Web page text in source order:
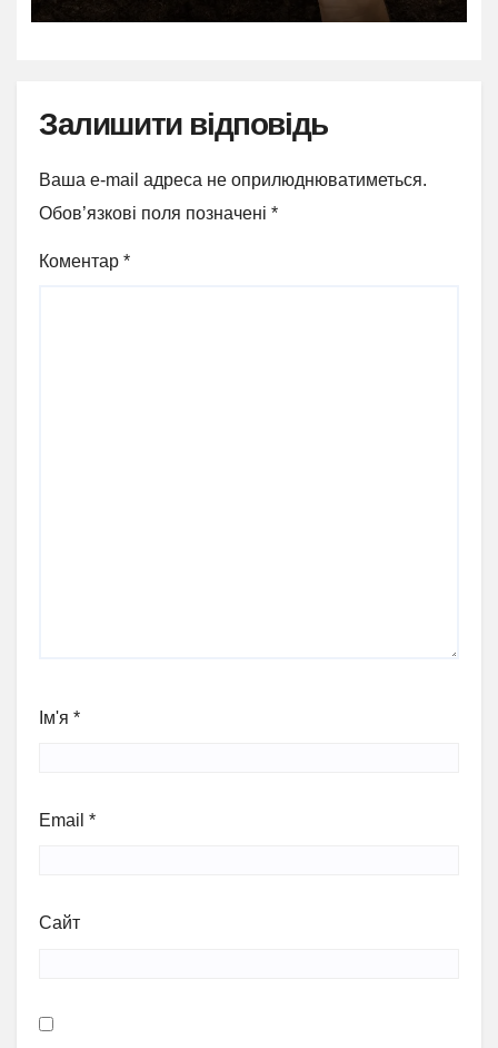
Залишити відповідь
Ваша e-mail адреса не оприлюднюватиметься.
Обов’язкові поля позначені *
Коментар *
Ім'я *
Email *
Сайт